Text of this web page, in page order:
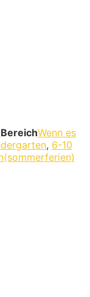
BereichWenn es
, 6-10